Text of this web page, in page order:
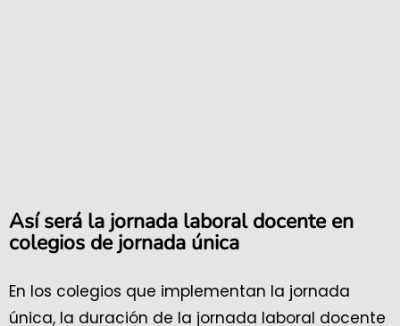
Así será la jornada laboral docente en
colegios de jornada única
En los colegios que implementan la jornada
única, la duración de la jornada laboral docente